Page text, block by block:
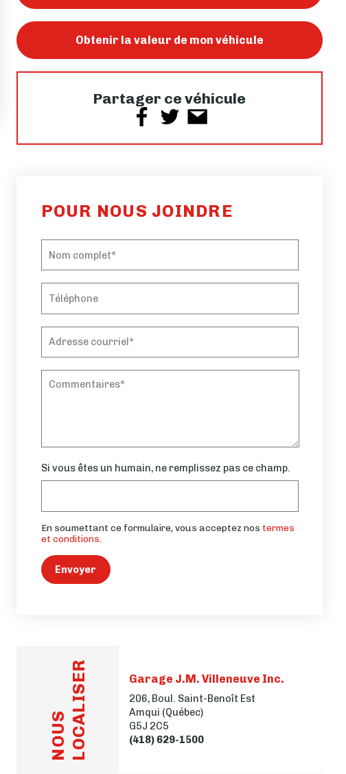
Obtenir la valeur de mon véhicule
Partager ce véhicule
POUR NOUS JOINDRE
Si vous êtes un humain, ne remplissez pas ce champ.
En soumettant ce formulaire, vous acceptez nos termes
et conditions.
Envoyer
NOUSLOCALISER Garage J.M. Villeneuve Inc.
206, Boul. Saint-Benoît Est
Amqui (Québec)
G5J 2C5
(418) 629-1500